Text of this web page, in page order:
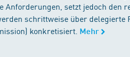
setzt jedoch den
schrittweise über delegierte
konkretisiert. Mehr